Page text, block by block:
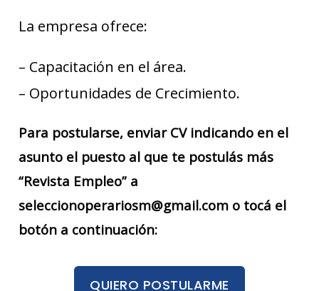
La empresa ofrece:
– Capacitación en el área.
– Oportunidades de Crecimiento.
Para postularse, enviar CV indicando en el
asunto el puesto al que te postulás más
“Revista Empleo” a
seleccionoperariosm@gmail.com o tocá el
botón a continuación:
QUIERO POSTULARME